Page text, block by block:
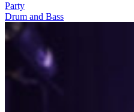
Party
Drum and Bass